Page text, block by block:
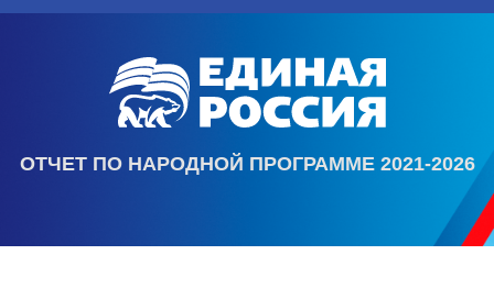
ОТЧЕТ ПО НАРОДНОЙ ПРОГРАММЕ 2021-2026